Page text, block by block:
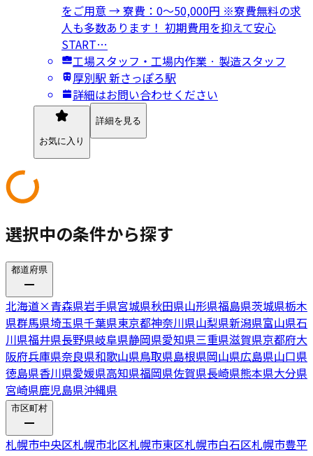
をご用意 → 寮費：0～50,000円 ※寮費無料の求
人も多数あります！ 初期費用を抑えて安心
START…
工場スタッフ・工場内作業 · 製造スタッフ
厚別駅 新さっぽろ駅
詳細はお問い合わせください
お気に入り
詳細を見る
選択中の条件から探す
都道府県
北海道×青森県岩手県宮城県秋田県山形県福島県茨城県栃木
県群馬県埼玉県千葉県東京都神奈川県山梨県新潟県富山県石
川県福井県長野県岐阜県静岡県愛知県三重県滋賀県京都府大
阪府兵庫県奈良県和歌山県鳥取県島根県岡山県広島県山口県
徳島県香川県愛媛県高知県福岡県佐賀県長崎県熊本県大分県
宮崎県鹿児島県沖縄県
市区町村
札幌市中央区札幌市北区札幌市東区札幌市白石区札幌市豊平